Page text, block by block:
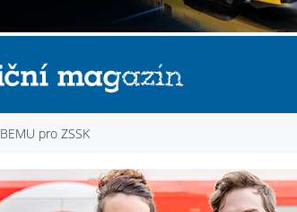
BEMU pro ZSSK